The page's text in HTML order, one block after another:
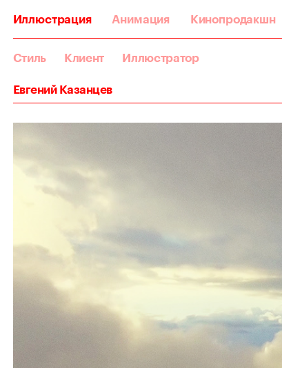
Иллюстрация Анимация Кинопродакшн
Стиль Клиент Иллюстратор
Евгений Казанцев